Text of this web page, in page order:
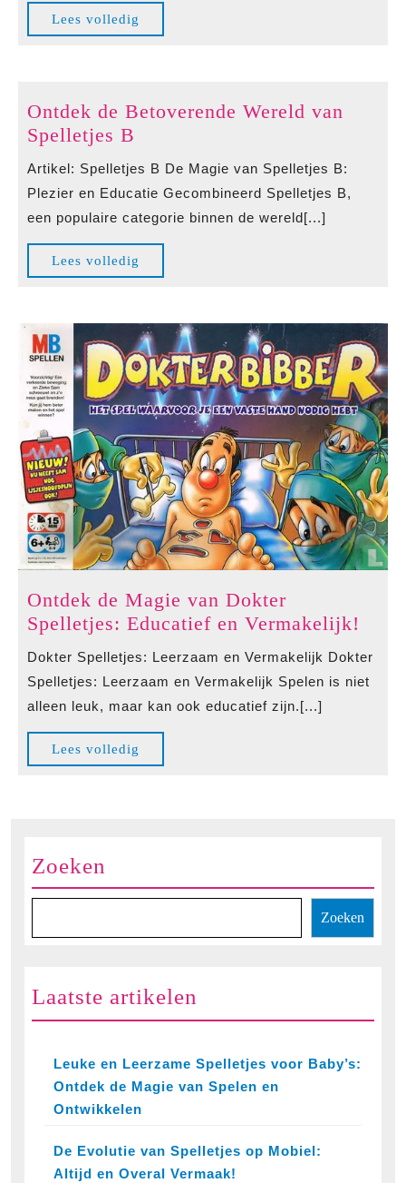
Lees volledig
volledig
Ontdek de Betoverende Wereld van
Spelletjes B
de
Betoverende
Wereld
van
Spelletjes
B
Artikel: Spelletjes B De Magie van Spelletjes B:
Plezier en Educatie Gecombineerd Spelletjes B,
een populaire categorie binnen de wereld[...]
Lees volledig
volledig
Ontdek de Magie van Dokter
Spelletjes: Educatief en Vermakelijk!
van
Dokter Spelletjes: Leerzaam en Vermakelijk Dokter
Spelletjes: Leerzaam en Vermakelijk Spelen is niet
alleen leuk, maar kan ook educatief zijn.[...]
Lees volledig
volledig
Zoeken
Zoeken
Laatste artikelen
Leuke en Leerzame Spelletjes voor Baby’s:
Ontdek de Magie van Spelen en
Ontwikkelen
De Evolutie van Spelletjes op Mobiel:
Altijd en Overal Vermaak!